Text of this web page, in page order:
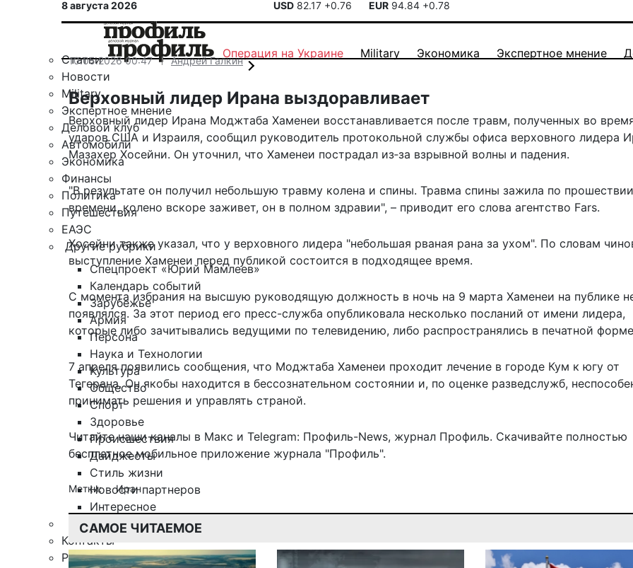
8 августа 2026 USD 82.17 +0.76 EUR 94.84 +0.78
Статьи
Новости
Military
Экспертное мнение
Деловой клуб
Автомобили
Экономика
Финансы
Политика
Путешествия
ЕАЭС
Другие рубрики
Спецпроект «Юрий Мамлеев»
Календарь событий
Зарубежье
Армия
Персона
Наука и Технологии
Культура
Общество
Спорт
Здоровье
Происшествия
Дайджесты
Стиль жизни
Новости партнеров
Интересное
Контакты
Редакция
Операция на Украине Military Экономика Экспертное мнение
10.05.2026 00:47 Андрей Галкин
Верховный лидер Ирана выздоравливает
Верховный лидер Ирана Моджтаба Хаменеи восстанавливается после травм, полученных во
ударов США и Израиля, сообщил руководитель протокольной службы офиса верховного лидера
Мазахер Хосейни. Он уточнил, что Хаменеи пострадал из‑за взрывной волны и падения.
"В результате он получил небольшую травму колена и спины. Травма спины зажила по прошествии
времени, колено вскоре заживет, он в полном здравии", – приводит его слова агентство Fars.
Хосейни также указал, что у верховного лидера "небольшая рваная рана за ухом". По словам
выступление Хаменеи перед публикой состоится в подходящее время.
С момента избрания на высшую руководящую должность в ночь на 9 марта Хаменеи на публике
появлялся. За этот период его пресс-служба опубликовала несколько посланий от имени лидера,
которые либо зачитывались ведущими по телевидению, либо распространялись в печатной
7 апреля появились сообщения, что Моджтаба Хаменеи проходит лечение в городе Кум к югу от
Тегерана. Он якобы находится в бессознательном состоянии и, по оценке разведслужб,
принимать решения и управлять страной.
Читайте наши каналы в Макс и Telegram: Профиль-News, журнал Профиль. Скачивайте полностью
бесплатное мобильное приложение журнала "Профиль".
Метки: Иран
САМОЕ ЧИТАЕМОЕ